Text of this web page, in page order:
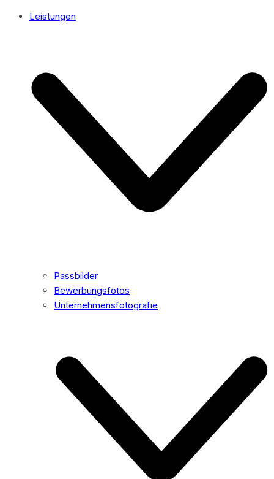
Leistungen
Passbilder
Bewerbungsfotos
Unternehmensfotografie